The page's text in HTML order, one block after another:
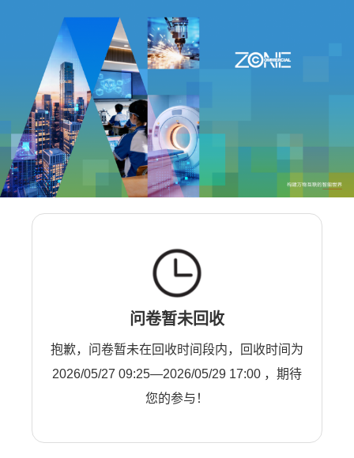
问卷暂未回收
抱歉，问卷暂未在回收时间段内，回收时间为
2026/05/27 09:25—2026/05/29 17:00 ，期待
您的参与！